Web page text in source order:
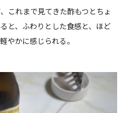
これまで見てきた酢もつとちょ
と、ふわりとした食感と、ほど
やかに感じられる。